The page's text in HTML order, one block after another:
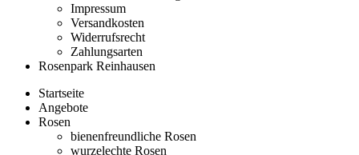
Impressum
Versandkosten
Widerrufsrecht
Zahlungsarten
Rosenpark Reinhausen
Startseite
Angebote
Rosen
bienenfreundliche Rosen
wurzelechte Rosen